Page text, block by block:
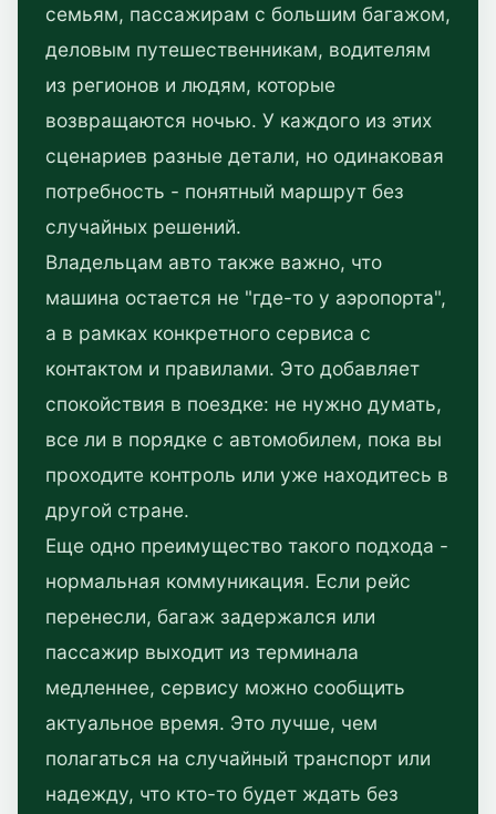
семьям, пассажирам с большим багажом,
деловым путешественникам, водителям
из регионов и людям, которые
возвращаются ночью. У каждого из этих
сценариев разные детали, но одинаковая
потребность - понятный маршрут без
случайных решений.
Владельцам авто также важно, что
машина остается не "где-то у аэропорта",
а в рамках конкретного сервиса с
контактом и правилами. Это добавляет
спокойствия в поездке: не нужно думать,
все ли в порядке с автомобилем, пока вы
проходите контроль или уже находитесь в
другой стране.
Еще одно преимущество такого подхода -
нормальная коммуникация. Если рейс
перенесли, багаж задержался или
пассажир выходит из терминала
медленнее, сервису можно сообщить
актуальное время. Это лучше, чем
полагаться на случайный транспорт или
надежду, что кто-то будет ждать без